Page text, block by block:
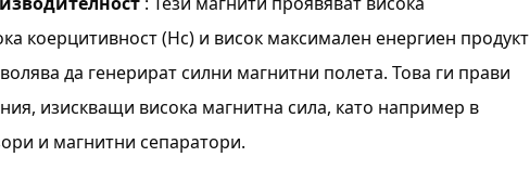
коерцитивност (Hc) и висок максимален енергиен продукт
да генерират силни магнитни полета. Това ги прави
изискващи висока магнитна сила, като например в
и магнитни сепаратори.